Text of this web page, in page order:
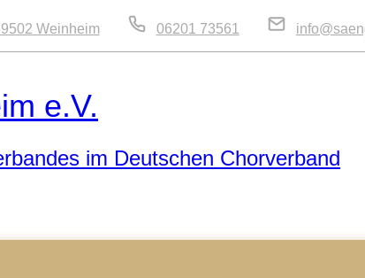
Weinheim 06201 73561
e.V.
im Deutschen Chorverband